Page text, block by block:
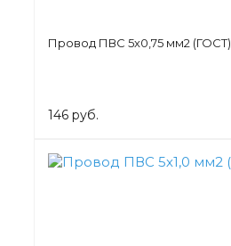
Провод ПВС 5х0,75 мм2 (ГОСТ)
146 руб.